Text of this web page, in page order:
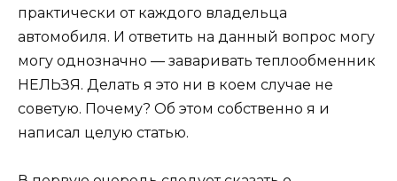
практически от каждого владельца
автомобиля. И ответить на данный вопрос могу
могу однозначно — заваривать теплообменник
НЕЛЬЗЯ. Делать я это ни в коем случае не
советую. Почему? Об этом собственно я и
написал целую статью.